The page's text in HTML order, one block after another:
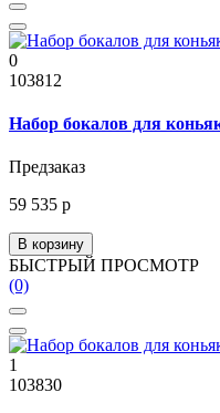
0
103812
Набор бокалов для
Предзаказ
59 535 р
В корзину
БЫСТРЫЙ ПРОСМОТР
(0)
1
103830